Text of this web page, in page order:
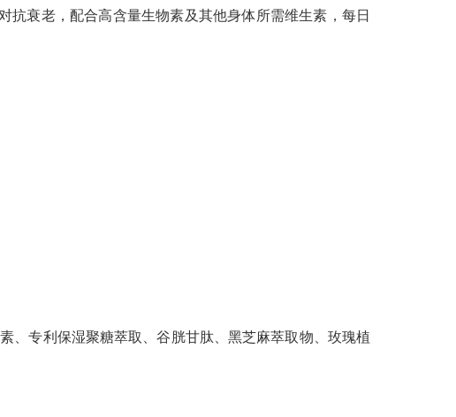
衰老，配合高含量生物素及其他身体所需维生素，每日
、专利保湿聚糖萃取、谷胱甘肽、黑芝麻萃取物、玫瑰植